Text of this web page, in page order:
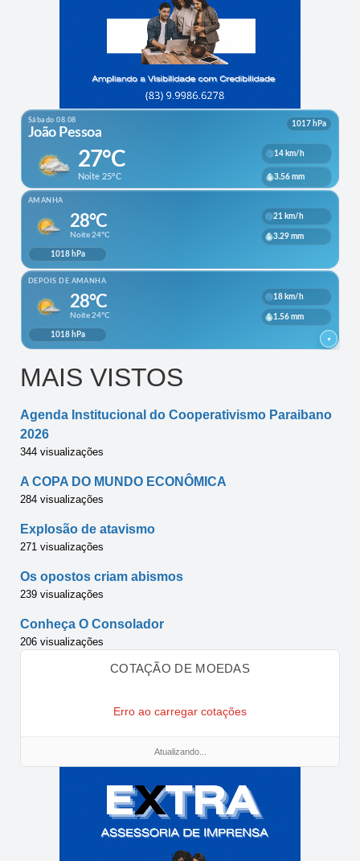
MAIS VISTOS
Agenda Institucional do Cooperativismo Paraibano
2026
344 visualizações
A COPA DO MUNDO ECONÔMICA
284 visualizações
Explosão de atavismo
271 visualizações
Os opostos criam abismos
239 visualizações
Conheça O Consolador
206 visualizações
COTAÇÃO DE MOEDAS
Erro ao carregar cotações
Atualizando...